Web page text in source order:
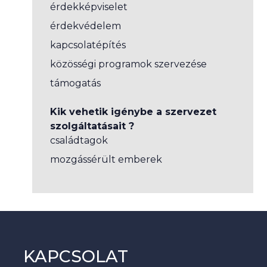
érdekképviselet
érdekvédelem
kapcsolatépítés
közösségi programok szervezése
támogatás
Kik vehetik igénybe a szervezet
szolgáltatásait ?
családtagok
mozgássérült emberek
KAPCSOLAT